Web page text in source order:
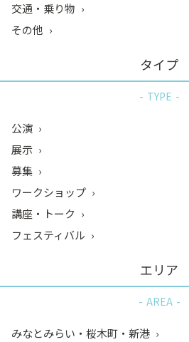
交通・乗り物
その他
タイプ
TYPE
公演
展示
募集
ワークショップ
講座・トーク
フェスティバル
エリア
AREA
みなとみらい・桜木町・新港